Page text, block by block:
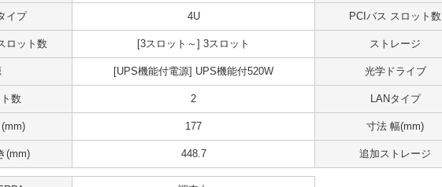
イプ 4U PCIバス スロット数
ロット数 [3スロット～] 3スロット ストレージ
[UPS機能付電源] UPS機能付520W 光学ドライブ
数 2 LANタイプ
177 寸法 幅(mm)
(mm) 448.7 追加ストレージ